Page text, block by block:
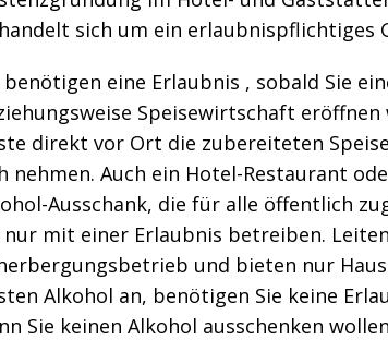
sich um ein erlaubnispflichtiges
benötigen eine Erlaubnis , sobald Sie
Speisewirtschaft
direkt vor Ort die zubereiteten
nehmen. Auch ein Hotel-Restaurant
Ausschank, die für alle öffentlich
nur mit einer Erlaubnis betreiben.
und bieten nur
Alkohol an, benötigen Sie keine
Sie keinen Alkohol ausschenken